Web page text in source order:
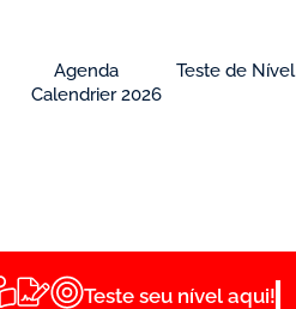
Agenda Teste de Nível
Calendrier 2026
Teste seu nível aqui!